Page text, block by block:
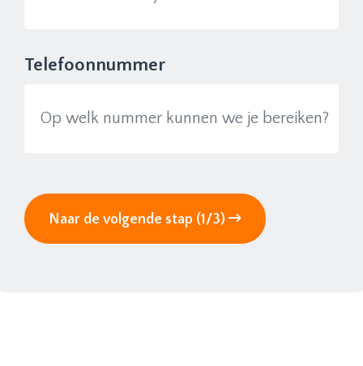
Telefoonnummer
Naar de volgende stap (1/3)